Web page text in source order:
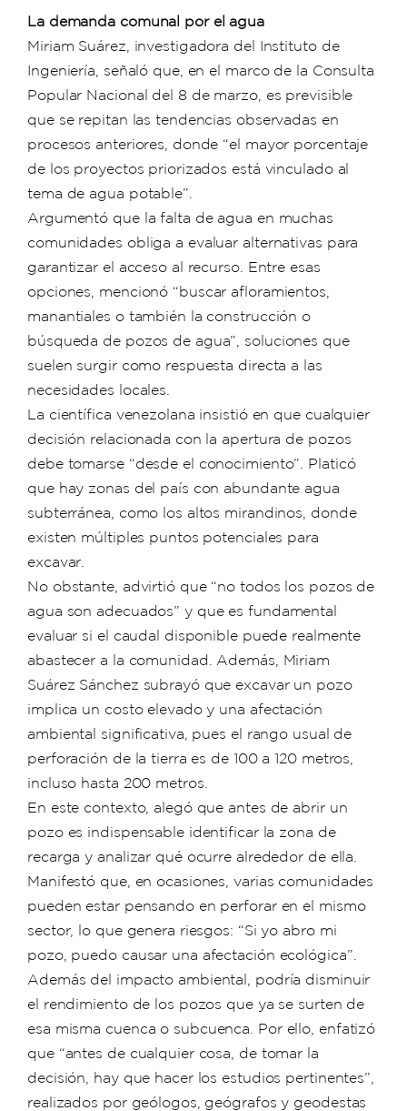
La demanda comunal por el agua
Miriam Suárez, investigadora del Instituto de
Ingeniería, señaló que, en el marco de la Consulta
Popular Nacional del 8 de marzo, es previsible
que se repitan las tendencias observadas en
procesos anteriores, donde “el mayor porcentaje
de los proyectos priorizados está vinculado al
tema de agua potable”.
Argumentó que la falta de agua en muchas
comunidades obliga a evaluar alternativas para
garantizar el acceso al recurso. Entre esas
opciones, mencionó “buscar afloramientos,
manantiales o también la construcción o
búsqueda de pozos de agua”, soluciones que
suelen surgir como respuesta directa a las
necesidades locales.
La científica venezolana insistió en que cualquier
decisión relacionada con la apertura de pozos
debe tomarse “desde el conocimiento”. Platicó
que hay zonas del país con abundante agua
subterránea, como los altos mirandinos, donde
existen múltiples puntos potenciales para
excavar.
No obstante, advirtió que “no todos los pozos de
agua son adecuados” y que es fundamental
evaluar si el caudal disponible puede realmente
abastecer a la comunidad. Además, Miriam
Suárez Sánchez subrayó que excavar un pozo
implica un costo elevado y una afectación
ambiental significativa, pues el rango usual de
perforación de la tierra es de 100 a 120 metros,
incluso hasta 200 metros.
En este contexto, alegó que antes de abrir un
pozo es indispensable identificar la zona de
recarga y analizar qué ocurre alrededor de ella.
Manifestó que, en ocasiones, varias comunidades
pueden estar pensando en perforar en el mismo
sector, lo que genera riesgos: “Si yo abro mi
pozo, puedo causar una afectación ecológica”.
Además del impacto ambiental, podría disminuir
el rendimiento de los pozos que ya se surten de
esa misma cuenca o subcuenca. Por ello, enfatizó
que “antes de cualquier cosa, de tomar la
decisión, hay que hacer los estudios pertinentes”,
realizados por geólogos, geógrafos y geodestas